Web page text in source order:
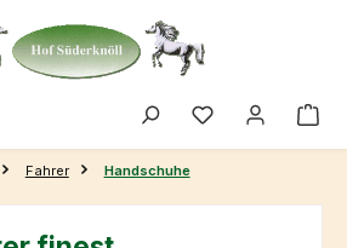
Fahrer Handschuhe